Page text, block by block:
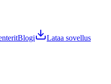
Blogi Lataa sovellus